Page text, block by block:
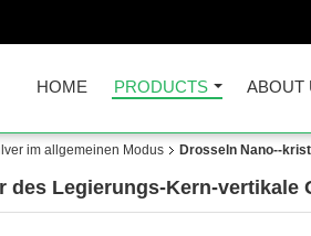
HOME PRODUCTS ABOUT
im allgemeinen Modus Drosseln Nano--
des Legierungs-Kern-vertikale